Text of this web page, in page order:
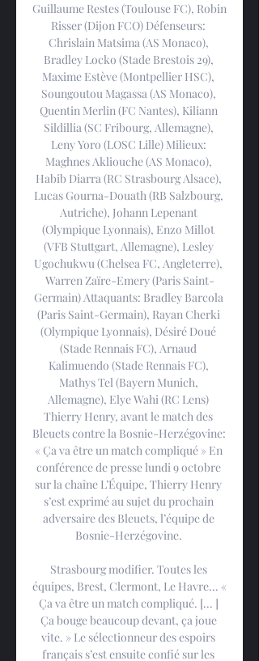
Guillaume Restes (Toulouse FC), Robin
Risser (Dijon FCO) Défenseurs:
Chrislain Matsima (AS Monaco),
Bradley Locko (Stade Brestois 29),
Maxime Estève (Montpellier HSC),
Soungoutou Magassa (AS Monaco),
Quentin Merlin (FC Nantes), Kiliann
Sildillia (SC Fribourg, Allemagne),
Leny Yoro (LOSC Lille) Milieux:
Maghnes Akliouche (AS Monaco),
Habib Diarra (RC Strasbourg Alsace),
Lucas Gourna-Douath (RB Salzbourg,
Autriche), Johann Lepenant
(Olympique Lyonnais), Enzo Millot
(VFB Stuttgart, Allemagne), Lesley
Ugochukwu (Chelsea FC, Angleterre),
Warren Zaïre-Emery (Paris Saint-
Germain) Attaquants: Bradley Barcola
(Paris Saint-Germain), Rayan Cherki
(Olympique Lyonnais), Désiré Doué
(Stade Rennais FC), Arnaud
Kalimuendo (Stade Rennais FC),
Mathys Tel (Bayern Munich,
Allemagne), Elye Wahi (RC Lens)
Thierry Henry, avant le match des
Bleuets contre la Bosnie-Herzégovine:
« Ça va être un match compliqué » En
conférence de presse lundi 9 octobre
sur la chaîne L’Équipe, Thierry Henry
s’est exprimé au sujet du prochain
adversaire des Bleuets, l’équipe de
Bosnie-Herzégovine.
Strasbourg modifier. Toutes les
équipes, Brest, Clermont, Le Havre... «
Ça va être un match compliqué. [... ]
Ça bouge beaucoup devant, ça joue
vite. » Le sélectionneur des espoirs
français s’est ensuite confié sur les